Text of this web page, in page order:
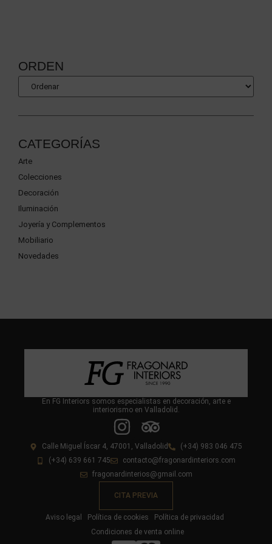
ORDEN
CATEGORÍAS
Arte
Colecciones
Decoración
Iluminación
Joyería y Complementos
Mobiliario
Novedades
En FG Interiors somos especialistas en decoración, arte e
interiorismo en Valladolid.
Calle Miguel Íscar 4, 47001, Valladolid
(+34) 983 046 475
(+34) 639 661 745
contacto@fragonardinteriors.com
fragonardinterios@gmail.com
CITA PREVIA
Aviso legal Política de cookies
Política de privacidad
Condiciones de venta online